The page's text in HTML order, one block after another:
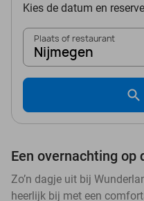
Kies de datum en
Plaats of restaurant
Nijmegen
Een overnachting op
Zo’n dagje uit bij
heerlijk bij met een